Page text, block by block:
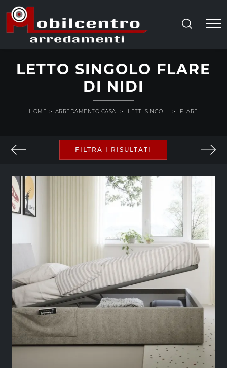
LETTO SINGOLO FLARE
DI NIDI
HOME > ARREDAMENTO CASA > LETTI SINGOLI > FLARE
FILTRA I RISULTATI